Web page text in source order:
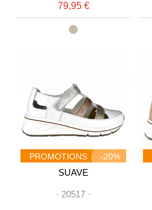
79,95 €
PROMOTIONS -20%
SUAVE
· 20517 ·